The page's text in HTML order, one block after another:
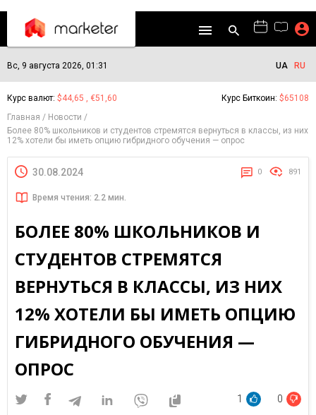
Вс, 9 августа 2026, 01:31 UA RU
Курс валют: $44,65 , €51,60 Курс Биткоин: $65108
Главная
Новости
Более 80% школьников и студентов стремятся вернуться в классы, из них
12% хотели бы иметь опцию гибридного обучения — опрос
30.08.2024 0 891
Время чтения: 2.2 мин.
БОЛЕЕ 80% ШКОЛЬНИКОВ И
СТУДЕНТОВ СТРЕМЯТСЯ
ВЕРНУТЬСЯ В КЛАССЫ, ИЗ НИХ
12% ХОТЕЛИ БЫ ИМЕТЬ ОПЦИЮ
ГИБРИДНОГО ОБУЧЕНИЯ —
ОПРОС
1 0